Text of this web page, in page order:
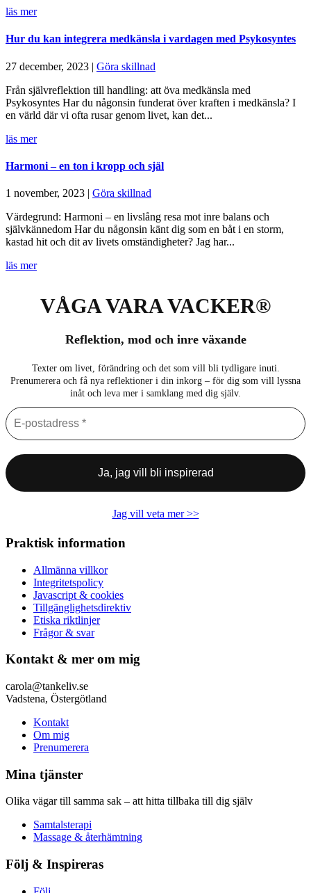
läs mer
Hur du kan integrera medkänsla i vardagen med Psykosyntes
27 december, 2023 | Göra skillnad
Från självreflektion till handling: att öva medkänsla med
Psykosyntes Har du någonsin funderat över kraften i medkänsla? I
en värld där vi ofta rusar genom livet, kan det...
läs mer
Harmoni – en ton i kropp och själ
1 november, 2023 | Göra skillnad
Värdegrund: Harmoni – en livslång resa mot inre balans och
självkännedom Har du någonsin känt dig som en båt i en storm,
kastad hit och dit av livets omständigheter? Jag har...
läs mer
VÅGA VARA VACKER®
Reflektion, mod och inre växande
Texter om livet, förändring och det som vill bli tydligare inuti.
Prenumerera och få nya reflektioner i din inkorg – för dig som vill lyssna
inåt och leva mer i samklang med dig själv.
Jag vill veta mer >>
Praktisk information
Allmänna villkor
Integritetspolicy
Javascript & cookies
Tillgänglighetsdirektiv
Etiska riktlinjer
Frågor & svar
Kontakt & mer om mig
carola@tankeliv.se
Vadstena, Östergötland
Kontakt
Om mig
Prenumerera
Mina tjänster
Olika vägar till samma sak – att hitta tillbaka till dig själv
Samtalsterapi
Massage & återhämtning
Följ & Inspireras